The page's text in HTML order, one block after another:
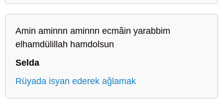
Amin aminnn aminnn ecmâin yarabbim
elhamdülillah hamdolsun
Selda
Rüyada isyan ederek ağlamak